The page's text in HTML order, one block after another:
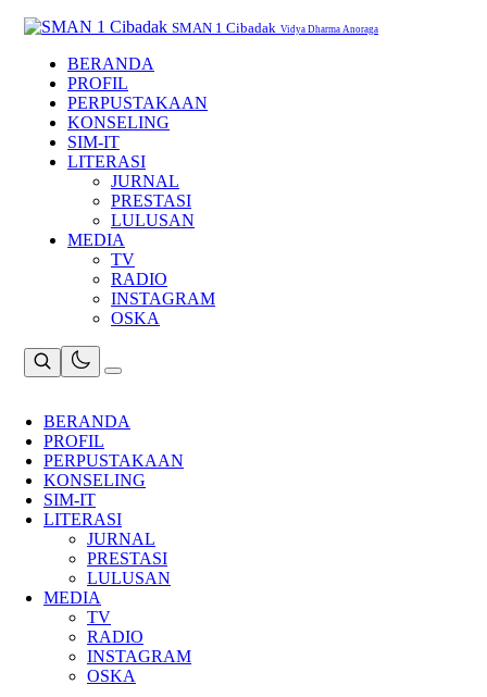
SMAN 1 Cibadak Vidya Dharma Anoraga
BERANDA
PROFIL
PERPUSTAKAAN
KONSELING
SIM-IT
LITERASI
JURNAL
PRESTASI
LULUSAN
MEDIA
TV
RADIO
INSTAGRAM
OSKA
BERANDA
PROFIL
PERPUSTAKAAN
KONSELING
SIM-IT
LITERASI
JURNAL
PRESTASI
LULUSAN
MEDIA
TV
RADIO
INSTAGRAM
OSKA